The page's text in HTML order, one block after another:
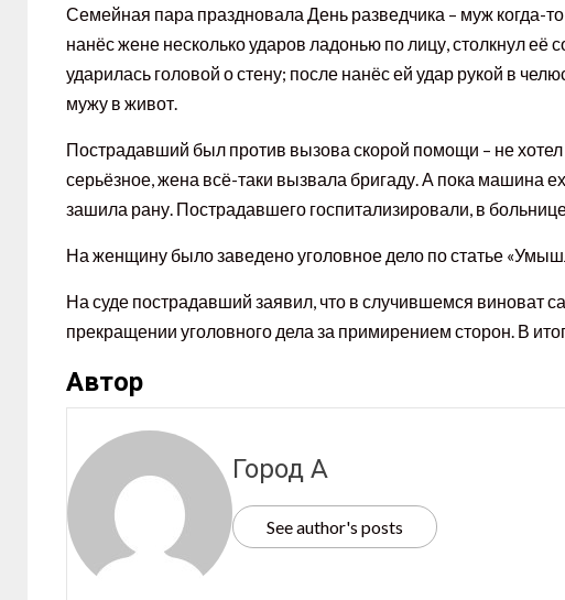
Семейная пара праздновала День разведчика – муж когда-
нанёс жене несколько ударов ладонью по лицу, столкнул её
ударилась головой о стену; после нанёс ей удар рукой в
мужу в живот.
Пострадавший был против вызова скорой помощи – не
серьёзное, жена всё-таки вызвала бригаду. А пока машина
зашила рану. Пострадавшего госпитализировали, в
На женщину было заведено уголовное дело по статье
На суде пострадавший заявил, что в случившемся виноват
прекращении уголовного дела за примирением сторон. В
Автор
Город А
See author's posts